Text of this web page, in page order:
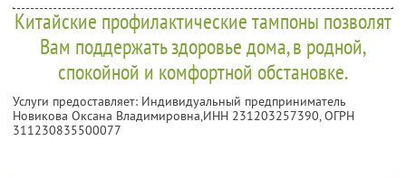
Китайские профилактические тампоны позволят
Вам поддержать здоровье дома, в родной,
спокойной и комфортной обстановке.
Услуги предоставляет: Индивидуальный предприниматель
Новикова Оксана Владимировна,ИНН 231203257390, ОГРН
311230835500077